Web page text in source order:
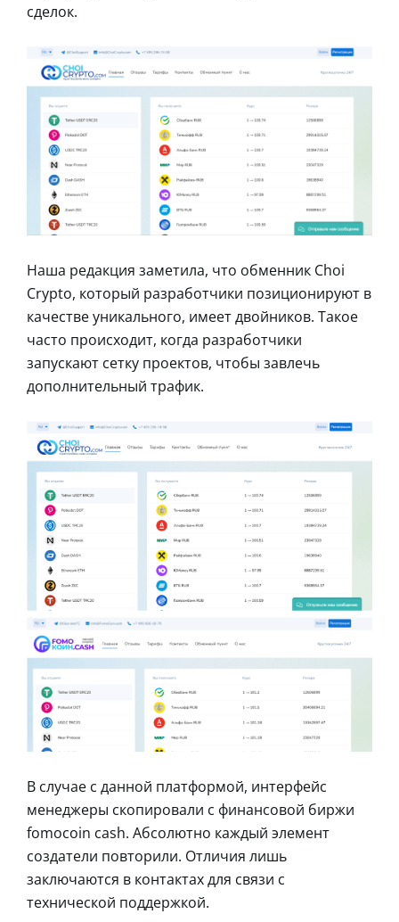
сделок.
Наша редакция заметила, что обменник Choi
Crypto, который разработчики позиционируют в
качестве уникального, имеет двойников. Такое
часто происходит, когда разработчики
запускают сетку проектов, чтобы завлечь
дополнительный трафик.
В случае с данной платформой, интерфейс
менеджеры скопировали с финансовой биржи
fomocoin cash. Абсолютно каждый элемент
создатели повторили. Отличия лишь
заключаются в контактах для связи с
технической поддержкой.